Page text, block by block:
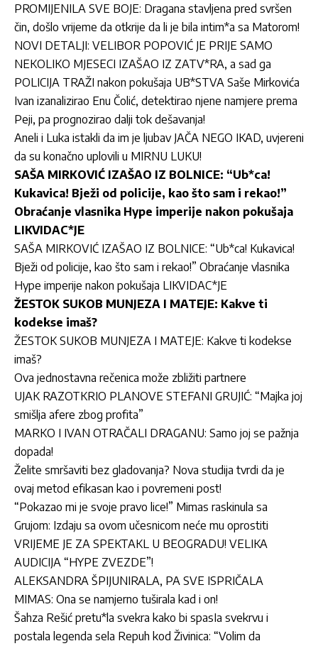
PROMIJENILA SVE BOJE: Dragana stavljena pred svršen
čin, došlo vrijeme da otkrije da li je bila intim*a sa Matorom!
NOVI DETALJI: VELIBOR POPOVIĆ JE PRIJE SAMO
NEKOLIKO MJESECI IZAŠAO IZ ZATV*RA, a sad ga
POLICIJA TRAŽI nakon pokušaja UB*STVA Saše Mirkovića
Ivan izanalizirao Enu Čolić, detektirao njene namjere prema
Peji, pa prognozirao dalji tok dešavanja!
Aneli i Luka istakli da im je ljubav JAČA NEGO IKAD, uvjereni
da su konačno uplovili u MIRNU LUKU!
SAŠA MIRKOVIĆ IZAŠAO IZ BOLNICE: “Ub*ca!
Kukavica! Bježi od policije, kao što sam i rekao!”
Obraćanje vlasnika Hype imperije nakon pokušaja
LIKVIDAC*JE
SAŠA MIRKOVIĆ IZAŠAO IZ BOLNICE: “Ub*ca! Kukavica!
Bježi od policije, kao što sam i rekao!” Obraćanje vlasnika
Hype imperije nakon pokušaja LIKVIDAC*JE
ŽESTOK SUKOB MUNJEZA I MATEJE: Kakve ti
kodekse imaš?
ŽESTOK SUKOB MUNJEZA I MATEJE: Kakve ti kodekse
imaš?
Ova jednostavna rečenica može zbližiti partnere
UJAK RAZOTKRIO PLANOVE STEFANI GRUJIĆ: “Majka joj
smišlja afere zbog profita”
MARKO I IVAN OTRAČALI DRAGANU: Samo joj se pažnja
dopada!
Želite smršaviti bez gladovanja? Nova studija tvrdi da je
ovaj metod efikasan kao i povremeni post!
“Pokazao mi je svoje pravo lice!” Mimas raskinula sa
Grujom: Izdaju sa ovom učesnicom neće mu oprostiti
VRIJEME JE ZA SPEKTAKL U BEOGRADU! VELIKA
AUDICIJA “HYPE ZVEZDE”!
ALEKSANDRA ŠPIJUNIRALA, PA SVE ISPRIČALA
MIMAS: Ona se namjerno tuširala kad i on!
Šahza Rešić pretu*la svekra kako bi spasIa svekrvu i
postala legenda sela Repuh kod Živinica: “Volim da